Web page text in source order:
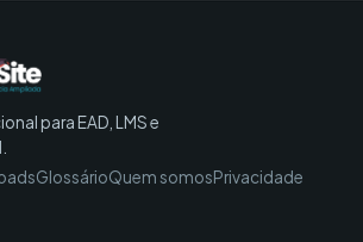
para EAD, LMS e
GlossárioQuem somosPrivacidade